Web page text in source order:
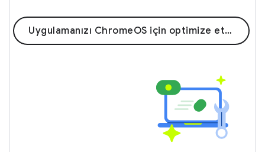
Uygulamanızı ChromeOS için optimize etme